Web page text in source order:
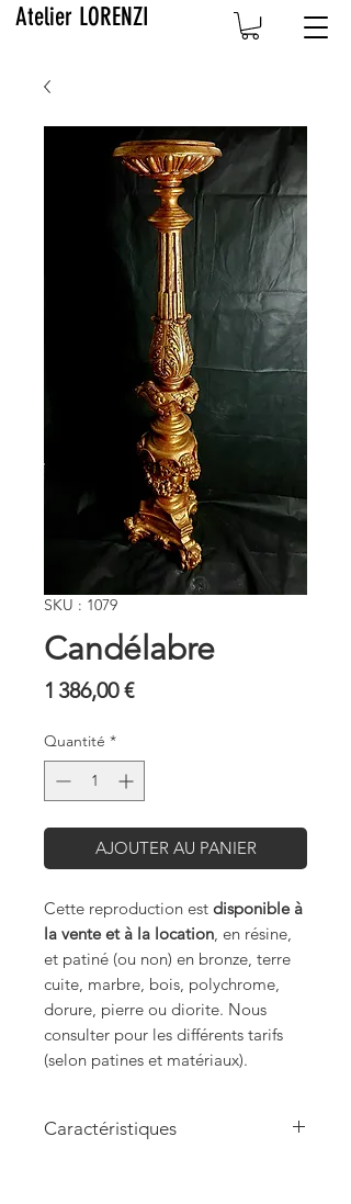
Atelier LORENZI
SKU : 1079
Candélabre
1 386,00 €Prix
Quantité *
AJOUTER AU PANIER
Cette reproduction est disponible à
la vente et à la location, en résine,
et patiné (ou non) en bronze, terre
cuite, marbre, bois, polychrome,
dorure, pierre ou diorite. Nous
consulter pour les différents tarifs
(selon patines et matériaux).
Caractéristiques